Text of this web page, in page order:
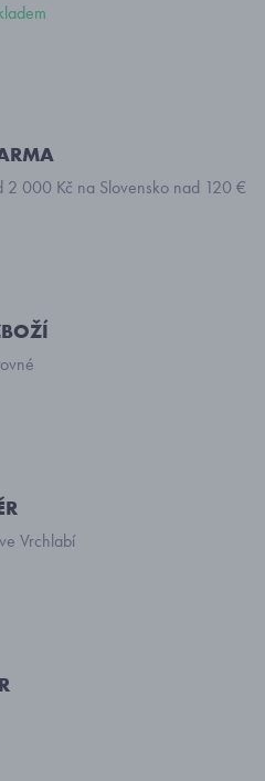
2 000 Kč na Slovensko nad 120 €
Vrchlabí